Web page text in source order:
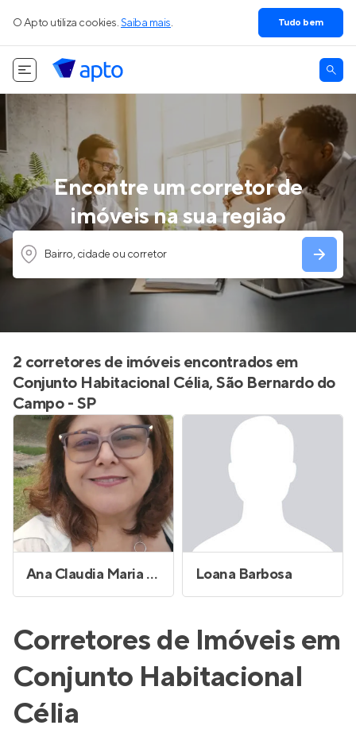
O Apto utiliza cookies. Saiba mais. Tudo bem
Encontre um corretor de
imóveis na sua região
Bairro, cidade ou corretor
2 corretores de imóveis encontrados em
Conjunto Habitacional Célia, São Bernardo do
Campo - SP
Ana Claudia Maria Ferreira Alves Loana Barbosa
Corretores de Imóveis em
Conjunto Habitacional
Célia